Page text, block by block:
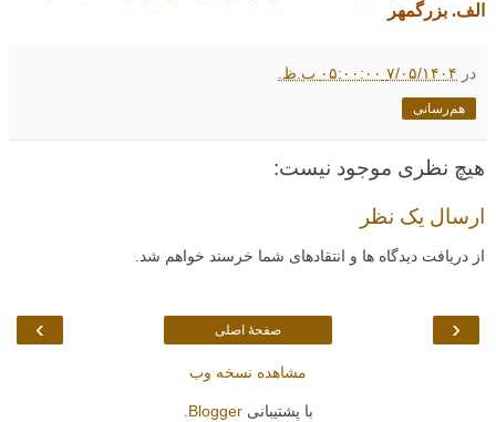
الف. بزرگمهر
در ۷/۰۵/۱۴۰۴ ۰۵:۰۰:۰۰ ب.ظ.
هم‌رسانی
هیچ نظری موجود نیست:
ارسال یک نظر
از دریافت دیدگاه ها و انتقادهای شما خرسند خواهم شد.
‹
› صفحهٔ اصلی
مشاهده نسخه وب
با پشتیبانیBlogger
.